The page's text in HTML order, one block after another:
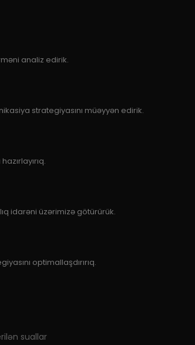
analiz edirik.
strategiyasını müəyyən edirik.
idarəni üzərimizə götürürük.
optimallaşdırırıq.
suallar